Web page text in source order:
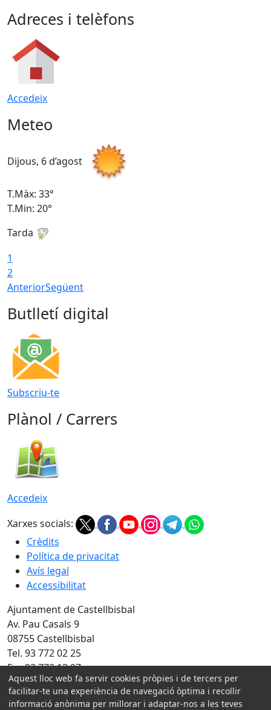
Adreces i telèfons
Accedeix
Meteo
Dijous, 6 d’agost
T.Màx: 33°
T.Min: 20°
Tarda
1
2
AnteriorSegüent
Butlletí digital
Subscriu-te
Plànol / Carrers
Accedeix
Xarxes socials:
Crèdits
Política de privacitat
Avís legal
Accessibilitat
Ajuntament de Castellbisbal
Av. Pau Casals 9
08755 Castellbisbal
Tel. 93 772 02 25
Fax 93 772 13 07
Amb la col·laboració de:
Aquest lloc web fa servir cookies pròpies i de tercers per
facilitar-te una experiència de navegació òptima i recollir
informació anònima per millorar i adaptar-nos a les teves